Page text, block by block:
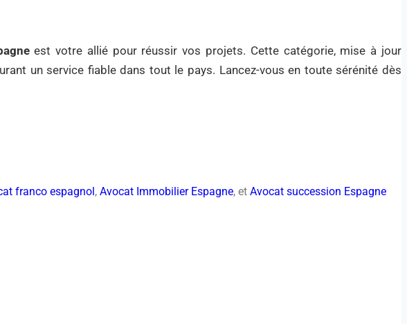
est votre allié pour réussir vos projets. Cette catégorie, mise à jour
un service fiable dans tout le pays. Lancez-vous en toute sérénité dès
franco espagnol, Avocat Immobilier Espagne, et Avocat succession Espagne